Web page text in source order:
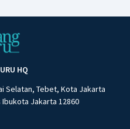
HQ
Selatan, Tebet, Kota Jakarta
Ibukota Jakarta 12860